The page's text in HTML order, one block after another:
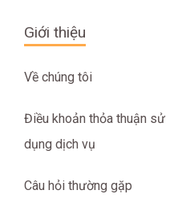
Giới thiệu
Về chúng tôi
Điều khoản thỏa thuận sử
dụng dịch vụ
Câu hỏi thường gặp